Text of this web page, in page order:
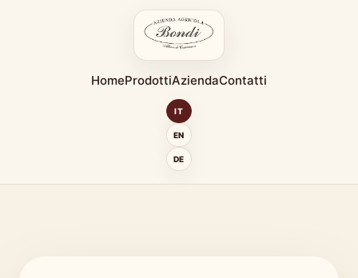
HomeProdottiAziendaContatti
IT
EN
DE